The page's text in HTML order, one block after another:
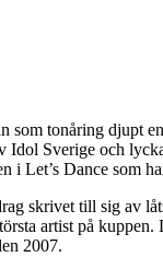
som tonåring
Sverige och
i Let’s Dance som
skrivet till sig av
artist på
2007.